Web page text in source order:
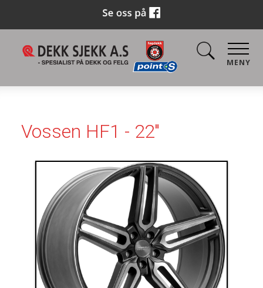
MENY
Vossen HF1 - 22"